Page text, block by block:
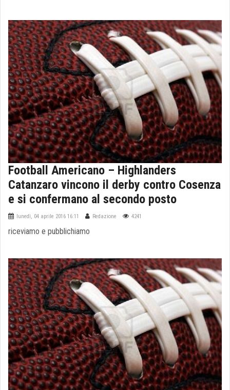
Football Americano – Highlanders
Catanzaro vincono il derby contro Cosenza
e si confermano al secondo posto
lunedì, 04 aprile 2016 16:11 Redazione 4241
riceviamo e pubblichiamo